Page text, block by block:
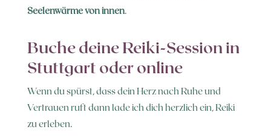
Seelenwärme von innen.
Buche deine Reiki-Session in
Stuttgart oder online
Wenn du spürst, dass dein Herz nach Ruhe und
Vertrauen ruft dann lade ich dich herzlich ein, Reiki
zu erleben.